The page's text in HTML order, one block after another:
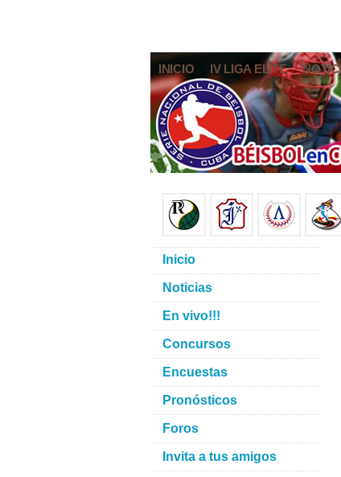
INICIO IV LIGA ELITE
Inicio
Noticias
En vivo!!!
Concursos
Encuestas
Pronósticos
Foros
Invita a tus amigos